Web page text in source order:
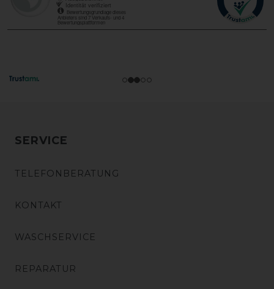
SERVICE
TELEFONBERATUNG
KONTAKT
WASCHSERVICE
REPARATUR